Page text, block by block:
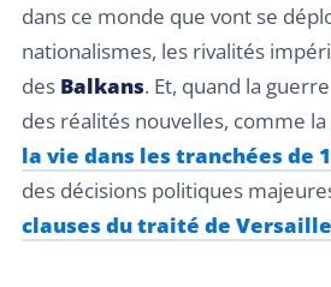
dans ce monde que vont se
nationalismes, les rivalités
des Balkans. Et, quand la
des réalités nouvelles, comme la
la vie dans les tranchées de
des décisions politiques
clauses du traité de